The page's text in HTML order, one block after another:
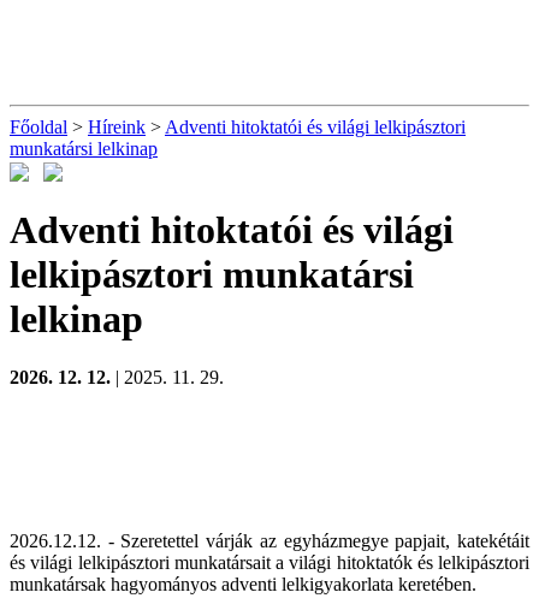
Főoldal > Híreink > Adventi hitoktatói és világi lelkipásztori
munkatársi lelkinap
Adventi hitoktatói és világi
lelkipásztori munkatársi
lelkinap
2026. 12. 12. | 2025. 11. 29.
2026.12.12. - Szeretettel várják az egyházmegye papjait, katekétáit
és világi lelkipásztori munkatársait a világi hitoktatók és lelkipásztori
munkatársak hagyományos adventi lelkigyakorlata keretében.